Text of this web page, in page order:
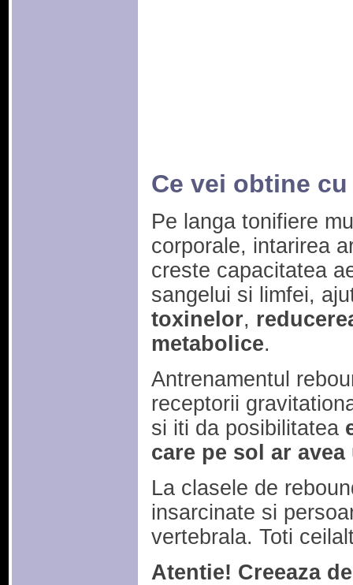
Ce vei obtine
Pe langa tonifiere
corporale, intarirea
creste capacitatea
sangelui si limfei,
toxinelor,
metabolice.
Antrenamentul
receptorii
si iti da posibilitatea
care pe sol ar
La clasele de
insarcinate si
vertebrala. Toti
Atentie! Creeaza